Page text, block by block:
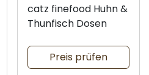
catz finefood Huhn &
Thunfisch Dosen
Preis prüfen